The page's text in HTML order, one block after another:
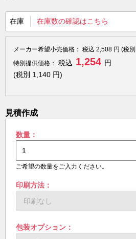
在庫 在庫数の確認はこちら
メーカー希望小売価格： 税込 2,508 円 (税別
特別提供価格：
税込 1,254 円
(税別 1,140 円)
見積作成
数量：
ご希望の数量をご入力ください。
印刷方法：
包装オプション：